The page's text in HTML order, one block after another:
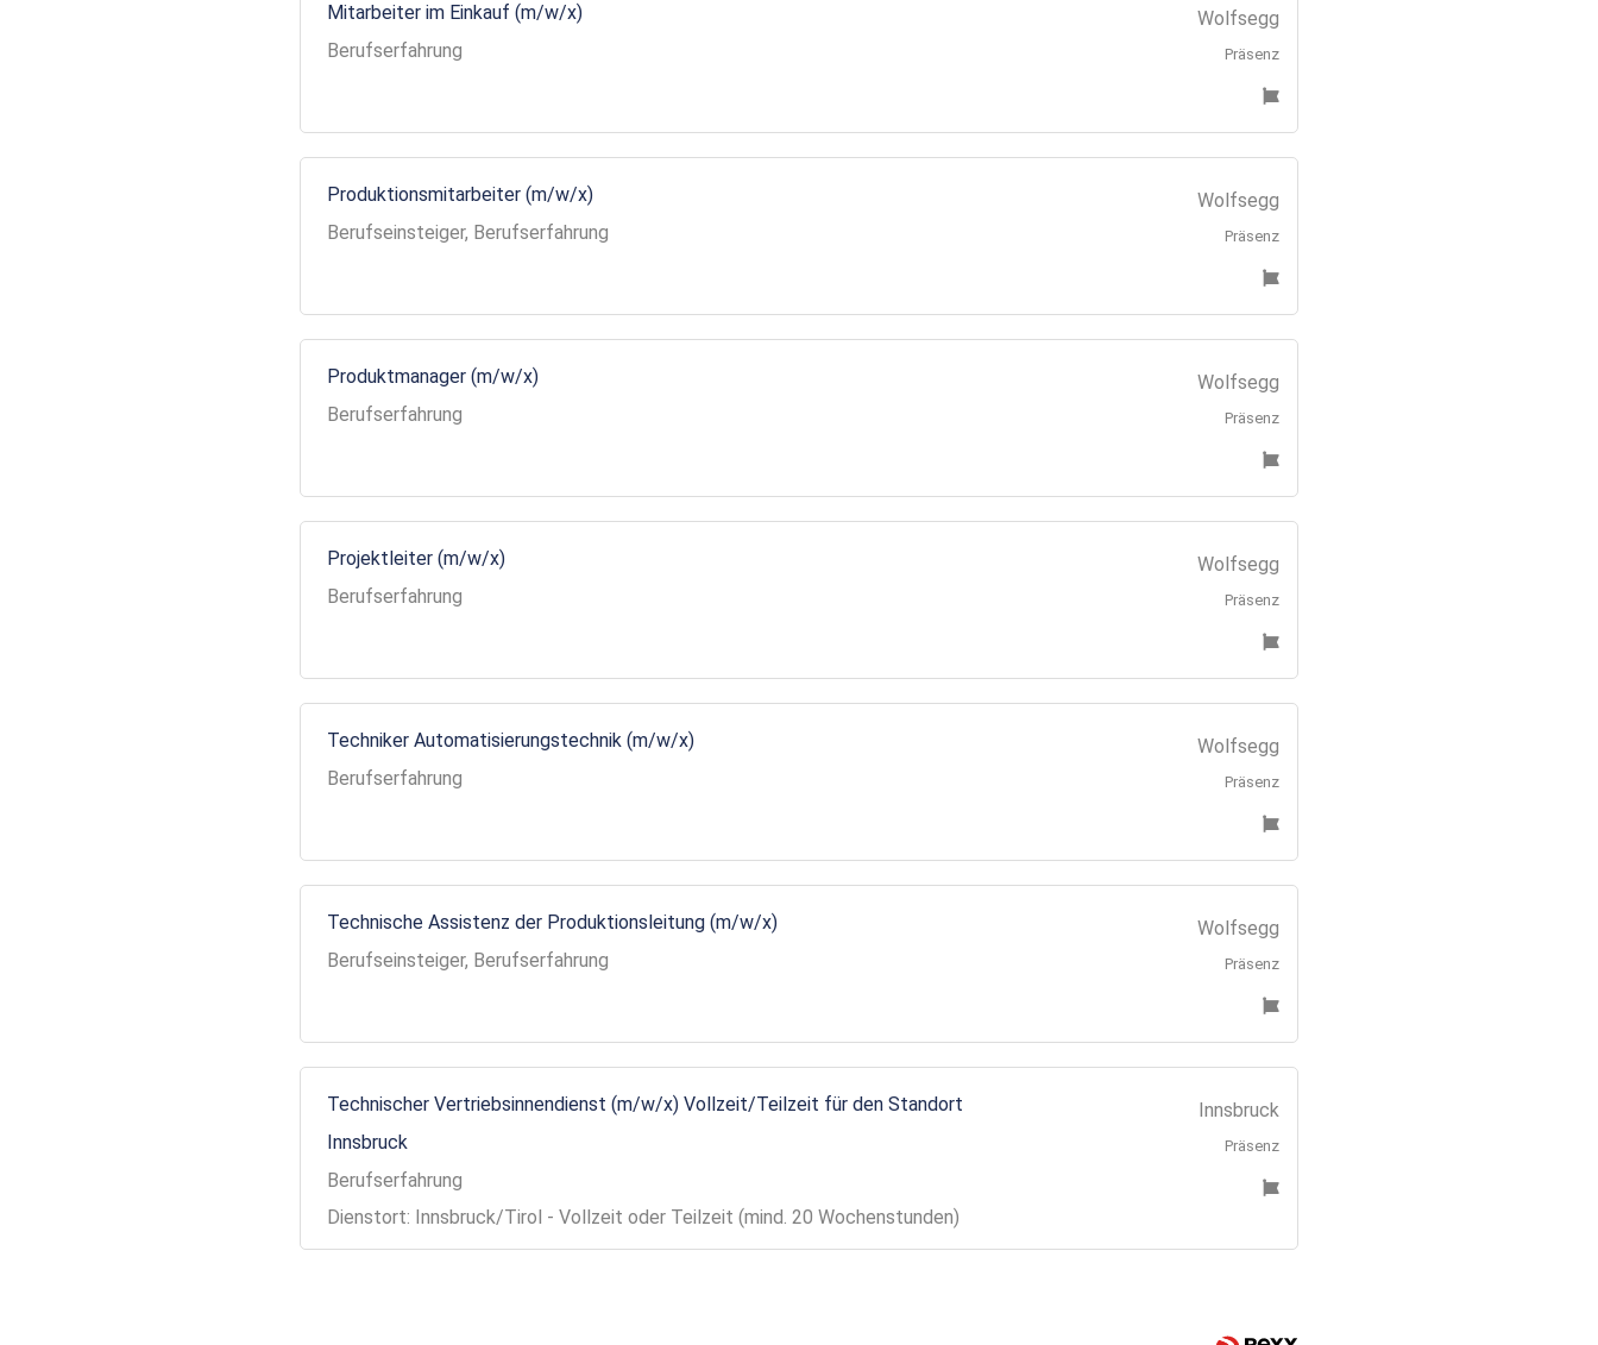
Mitarbeiter im Einkauf (m/w/x)
Berufserfahrung
Wolfsegg
Präsenz
Produktionsmitarbeiter (m/w/x)
Berufseinsteiger, Berufserfahrung
Wolfsegg
Präsenz
Produktmanager (m/w/x)
Berufserfahrung
Wolfsegg
Präsenz
Projektleiter (m/w/x)
Berufserfahrung
Wolfsegg
Präsenz
Techniker Automatisierungstechnik (m/w/x)
Berufserfahrung
Wolfsegg
Präsenz
Technische Assistenz der Produktionsleitung (m/w/x)
Berufseinsteiger, Berufserfahrung
Wolfsegg
Präsenz
Technischer Vertriebsinnendienst (m/w/x) Vollzeit/Teilzeit für den Standort
Innsbruck
Berufserfahrung
Dienstort: Innsbruck/Tirol - Vollzeit oder Teilzeit (mind. 20 Wochenstunden)
Innsbruck
Präsenz